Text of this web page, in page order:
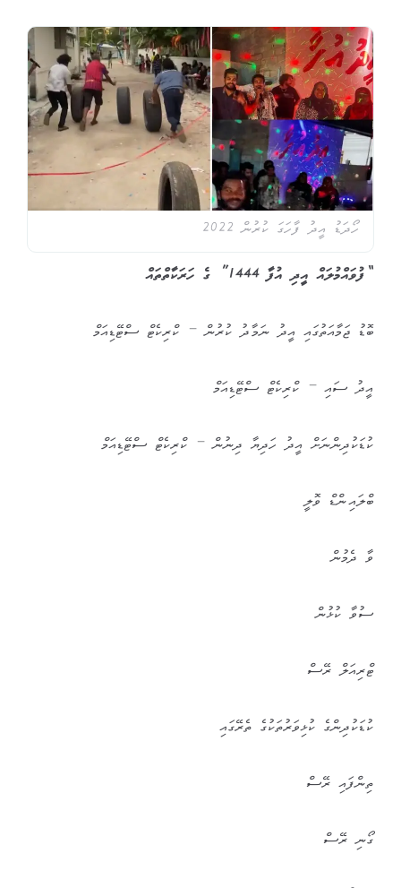
ހޯދަޑު އީދު ފާހަގަ ކުރުން 2022
“ފުވައްމުލައް އީދި އުފާ 1444” ގެ ހަރަކާތްތައް
ބޮޑު ޖަމާއަތުގައި އީދު ނަމާދު ކުރުން – ކްރިކެޓް ސްޓޭޑިއަމް
އީދު ސައި – ކްރިކެޓް ސްޓޭޑިއަމް
ކުޑަކުދިންނަށް އީދު ހަދިޔާ ދިނުން – ކްރިކެޓް ސްޓޭޑިއަމް
ބްލައިންޑް ވޮލީ
ވާ ދެމުން
ސުވާ ކުޅުން
ޓްރިއަލް ރޭސް
ކުޑަކުދިންގެ ކުޅިވަރުތަކުގެ ތެރޭގައި
ތިންފައި ރޭސް
ގޯނި ރޭސް